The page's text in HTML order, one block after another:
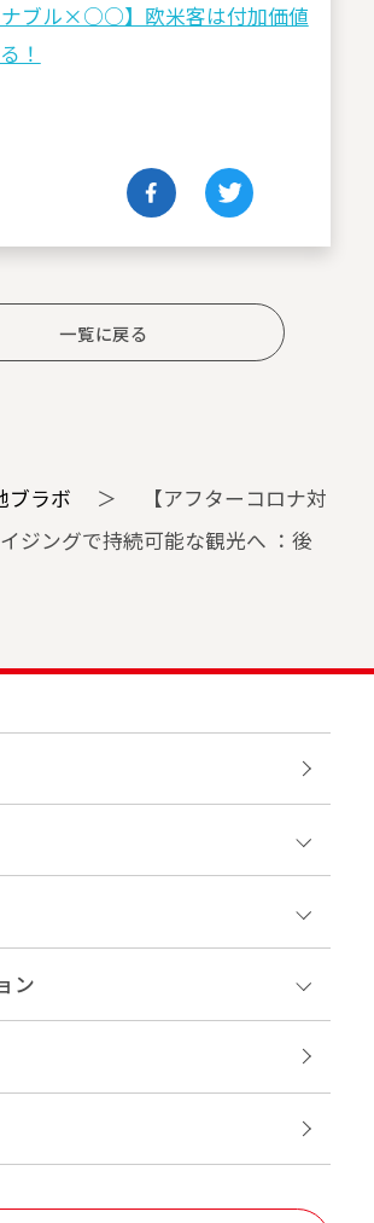
ナブル×○○】欧米客は付加価値
！
一覧に戻る
ブラボ ＞
【アフターコロナ対
ジングで持続可能な観光へ ：後
ン